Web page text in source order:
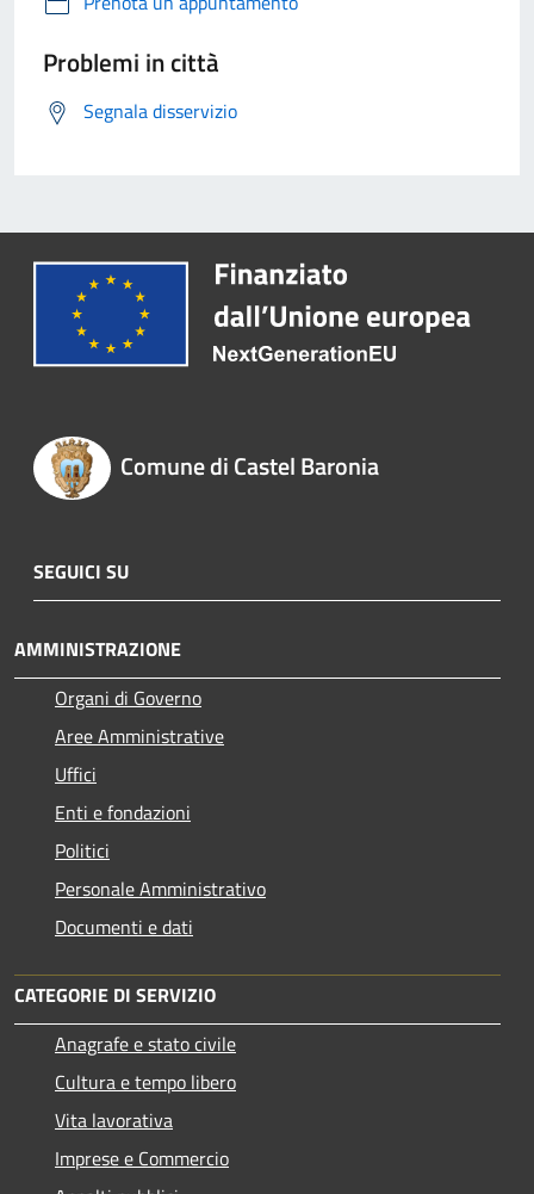
Problemi in città
Segnala disservizio
Comune di Castel Baronia
SEGUICI SU
AMMINISTRAZIONE
Organi di Governo
Aree Amministrative
Uffici
Enti e fondazioni
Politici
Personale Amministrativo
Documenti e dati
CATEGORIE DI SERVIZIO
Anagrafe e stato civile
Cultura e tempo libero
Vita lavorativa
Imprese e Commercio